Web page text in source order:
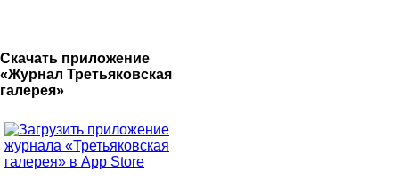
Скачать приложение
«Журнал Третьяковская
галерея»